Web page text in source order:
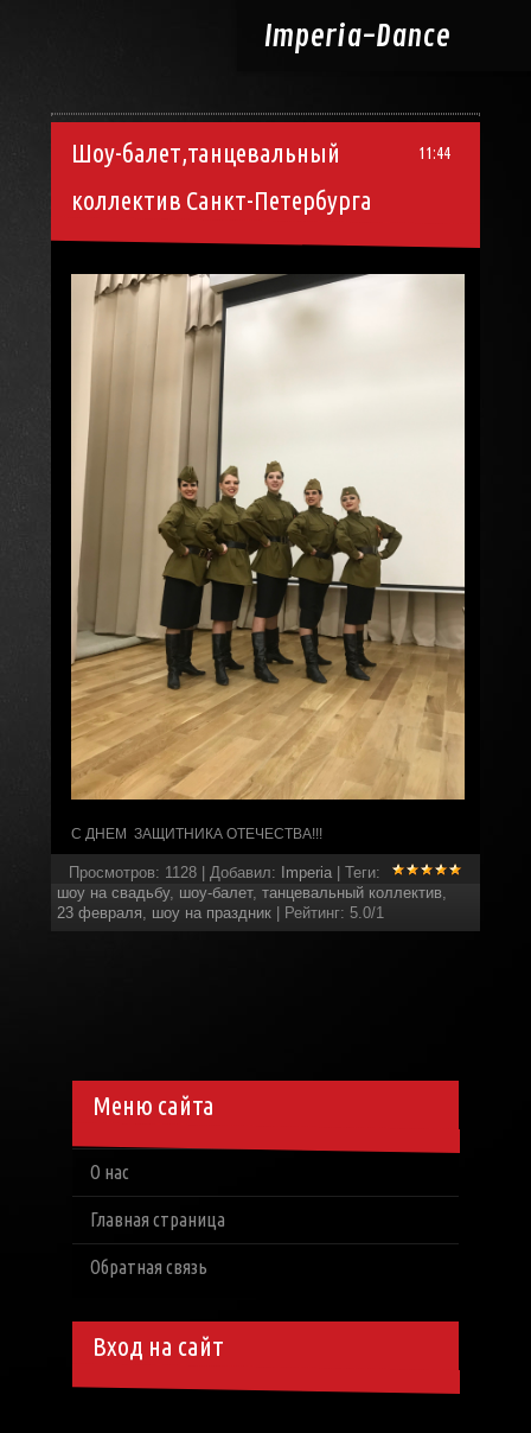
Imperia-Dance
11:44
Шоу-балет,танцевальный
коллектив Санкт-Петербурга
С ДНЕМ ЗАЩИТНИКА ОТЕЧЕСТВА!!!
Просмотров: 1128| Добавил: Imperia Теги:
шоу на свадьбу, шоу-балет, танцевальный коллектив,
23 февраля, шоу на праздник Рейтинг: 5.0/1
Меню сайта
О нас
Главная страница
Обратная связь
Вход на сайт